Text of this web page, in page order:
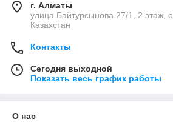
г. Алматы
улица Байтурсынова 27/1, 2 этаж,
Казахстан
Контакты
Сегодня выходной
Показать весь график работы
О нас